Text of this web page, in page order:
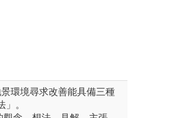
環境尋求改善能具備三種
。